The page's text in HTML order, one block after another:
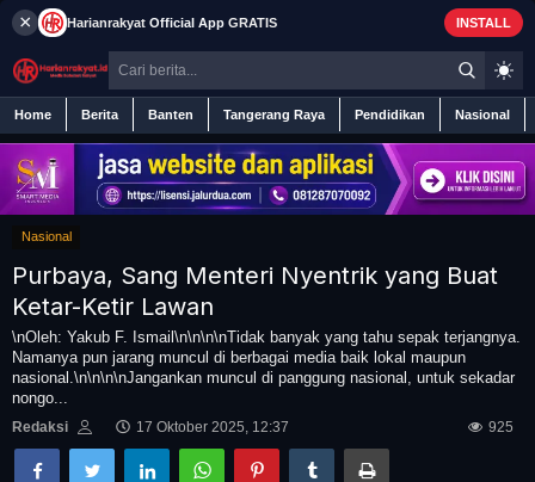
× Harianrakyat Official App GRATIS INSTALL
Home Berita Banten Tangerang Raya Pendidikan Nasional
Home
Berita
Iklan
Contact
Nasional
Purbaya, Sang Menteri Nyentrik yang Buat
Ketar-Ketir Lawan
\nOleh: Yakub F. Ismail\n\n\n\nTidak banyak yang tahu sepak terjangnya.
Namanya pun jarang muncul di berbagai media baik lokal maupun
nasional.\n\n\n\nJangankan muncul di panggung nasional, untuk sekadar
nongo...
Redaksi 17 Oktober 2025, 12:37 925